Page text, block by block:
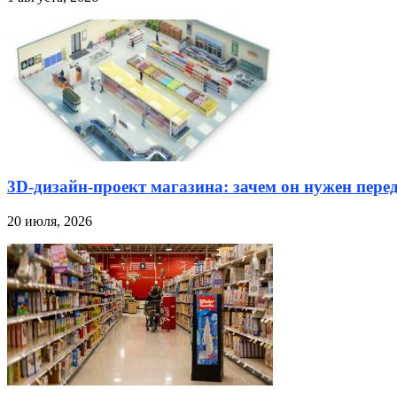
3D-дизайн-проект магазина: зачем он нужен
20 июля, 2026